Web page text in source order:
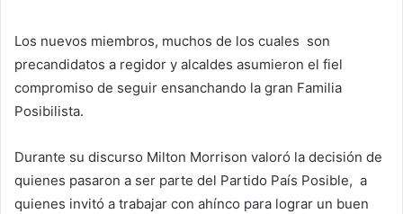
Los nuevos miembros, muchos de los cuales son
precandidatos a regidor y alcaldes asumieron el fiel
compromiso de seguir ensanchando la gran Familia
Posibilista.
Durante su discurso Milton Morrison valoró la decisión de
quienes pasaron a ser parte del Partido País Posible, a
quienes invitó a trabajar con ahínco para lograr un buen